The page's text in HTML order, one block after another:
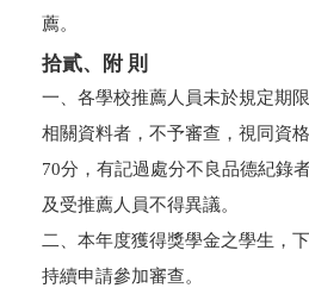
薦。
拾貳、附 則
一、各學校推薦人員未於規定期
相關資料者，不予審查，視同資
70分，有記過處分不良品德紀錄
及受推薦人員不得異議。
二、本年度獲得獎學金之學生，
持續申請參加審查。